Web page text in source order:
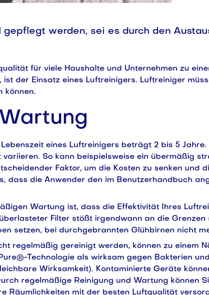
werden, sei es durch den
für viele Haushalte und Unternehmen zu
der Einsatz eines Luftreinigers. Luftreiniger
können.
eines Luftreinigers beträgt 2 bis 5 Jahre.
So kann beispielsweise ein übermäßig
Faktor, um die Kosten zu senken und
dass die Anwender den im Benutzerhandbuch
Wartung ist, dass die Effektivität Ihres
Filter stößt irgendwann an die Grenzen
setzen, bei durchgebrannten Glühbirnen nicht
regelmäßig gereinigt werden, können zu einem
Technologie als wirksam gegen Bakterien
Wirksamkeit). Kontaminierte Geräte
regelmäßige Reinigung und Wartung können
Räumlichkeiten mit der besten Luftqualität